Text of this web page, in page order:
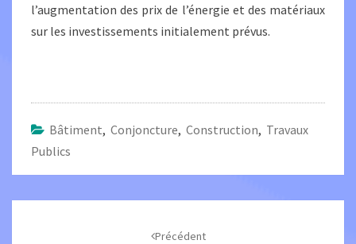
l’augmentation des prix de l’énergie et des matériaux
sur les investissements initialement prévus.
Bâtiment, Conjoncture, Construction, Travaux
Publics
Précédent